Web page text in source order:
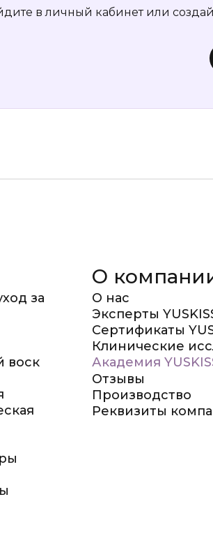
в личный кабинет или
за
воск
О
О нас
Эксперты
Сертификаты
Клинические
Академия
Отзывы
Производство
Реквизиты